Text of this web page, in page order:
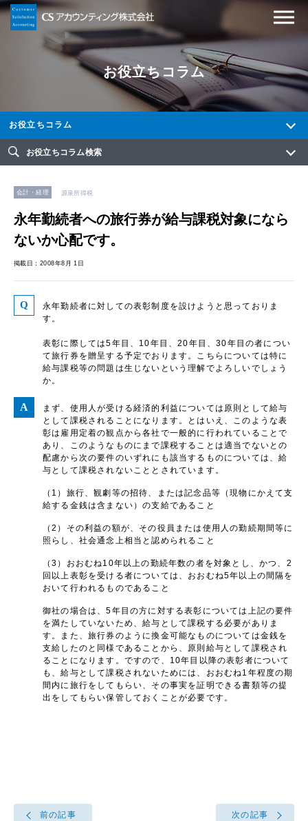
お役立ちコラム
お役立ちコラム
お役立ちコラム検索
会計・経理 源泉所得税
永年勤続者への旅行券が給与課税対象になら
ないか心配です。
掲載日：2008年8月 1日
永年勤続者に対しての表彰制度を設けようと思っておりま
す。
表彰に際しては5年目、10年目、20年目、30年目の者につい
て旅行券を贈呈する予定でおります。こちらについては特に
給与課税等の問題は生じないという理解でよろしいでしょう
か。
まず、使用人が受ける経済的利益については原則として給与
として課税されることになります。とはいえ、このような表
彰は雇用定着の観点から各社で一般的に行われていることで
あり、このようなものにまで課税することは適当でないとの
配慮から次の要件のいずれにも該当するものについては、給
与として課税されないこととされています。
（1）旅行、観劇等の招待、または記念品等（現物にかえて支
給する金銭は含まない）の支給であること
（2）その利益の額が、その役員または使用人の勤続期間等に
照らし、社会通念上相当と認められること
（3）おおむね10年以上の勤続年数の者を対象とし、かつ、2
回以上表彰を受ける者については、おおむね5年以上の間隔を
おいて行われるものであること
御社の場合は、5年目の方に対する表彰については上記の要件
を満たしていないため、給与として課税する必要がありま
す。また、旅行券のように換金可能なものについては金銭を
支給したのと同様であることから、原則給与として課税され
ることになります。ですので、10年目以降の表彰者について
も、給与として課税されないためには、おおむね1年程度の期
間内に旅行をしてもらい、その事実を証明できる書類等の提
出をしてもらい保管しておくことが必要です。
前の記事 次の記事